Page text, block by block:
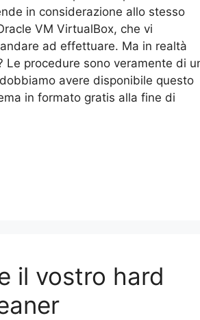
in considerazione allo stesso
VM VirtualBox, che vi
ad effettuare. Ma in realtà
procedure sono veramente di
avere disponibile questo
in formato gratis alla fine di
il vostro hard